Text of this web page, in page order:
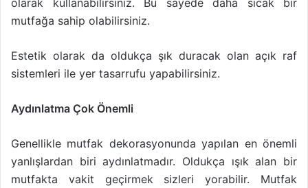
olarak kullanabilirsiniz. Bu sayede daha sıcak bir
mutfağa sahip olabilirsiniz.
Estetik olarak da oldukça şık duracak olan açık raf
sistemleri ile yer tasarrufu yapabilirsiniz.
Aydınlatma Çok Önemli
Genellikle mutfak dekorasyonunda yapılan en önemli
yanlışlardan biri aydınlatmadır. Oldukça ışık alan bir
mutfakta vakit geçirmek sizleri yorabilir. Mutfak